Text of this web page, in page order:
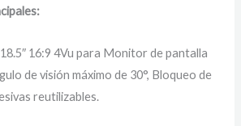
16:9 4Vu para Monitor de pantalla
de visión máximo de 30°, Bloqueo de
reutilizables.